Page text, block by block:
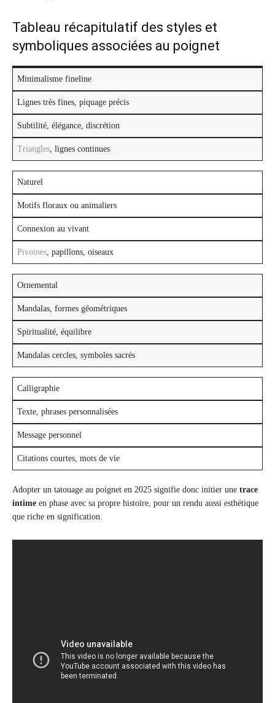
Tableau récapitulatif des styles et
symboliques associées au poignet
Minimalisme fineline
Lignes très fines, piquage précis
Subtilité, élégance, discrétion
Triangles , lignes continues
Naturel
Motifs floraux ou animaliers
Connexion au vivant
Pivoines , papillons, oiseaux
Ornemental
Mandalas, formes géométriques
Spiritualité, équilibre
Mandalas cercles, symboles sacrés
Calligraphie
Texte, phrases personnalisées
Message personnel
Citations courtes, mots de vie
Adopter un tatouage au poignet en 2025 signifie donc initier une trace
intime en phase avec sa propre histoire, pour un rendu aussi esthétique
que riche en signification.